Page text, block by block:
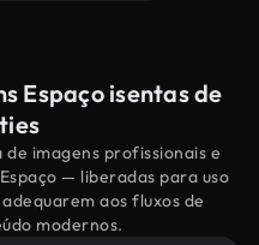
Espaço isentas de
de imagens profissionais e
— liberadas para uso
aos fluxos de
modernos.